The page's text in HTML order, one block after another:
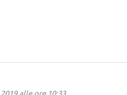
alle ore 10:33